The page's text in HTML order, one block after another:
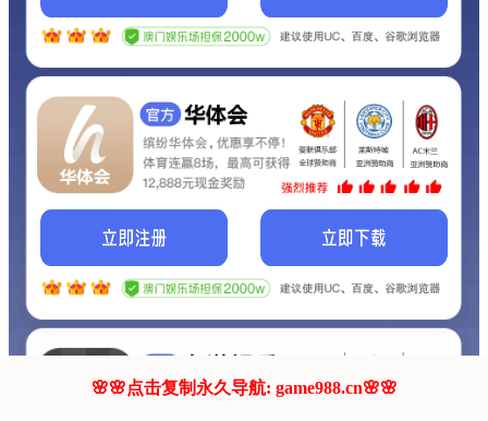
它将是非常棒的网站.
联系我们!